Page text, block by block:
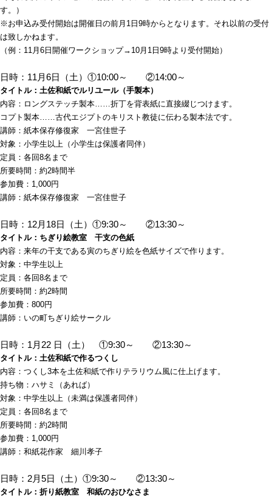
す。）
※お申込み受付開始は開催日の前月1日9時からとなります。それ以前の受付
は致しかねます。
（例：11月6日開催ワークショップ→10月1日9時より受付開始）
日時：11月6日（土）①10:00～ ②14:00～
タイトル：土佐和紙でルリユール（手製本）
内容：ロングステッチ製本……折丁を背表紙に直接綴じつけます。
コプト製本……古代エジプトのキリスト教徒に伝わる製本法です。
講師：紙本保存修復家 一宮佳世子
対象：小学生以上（小学生は保護者同伴）
定員：各回8名まで
所要時間：約2時間半
参加費：1,000円
講師：紙本保存修復家 一宮佳世子
日時：12月18日（土）①9:30～ ②13:30～
タイトル：ちぎり絵教室 干支の色紙
内容：来年の干支である寅のちぎり絵を色紙サイズで作ります。
対象：中学生以上
定員：各回8名まで
所要時間：約2時間
参加費：800円
講師：いの町ちぎり絵サークル
日時：1月22 日（土） ①9:30～ ②13:30～
タイトル：土佐和紙で作るつくし
内容：つくし3本を土佐和紙で作りテラリウム風に仕上げます。
持ち物：ハサミ（あれば）
対象：中学生以上（未満は保護者同伴）
定員：各回8名まで
所要時間：約2時間
参加費：1,000円
講師：和紙花作家 細川孝子
日時：2月5日（土）①9:30～ ②13:30～
タイトル：折り紙教室 和紙のおひなさま